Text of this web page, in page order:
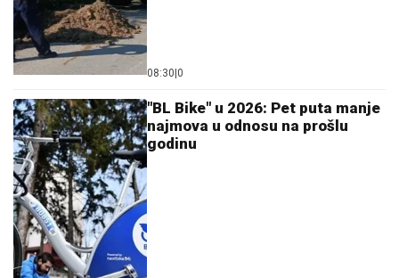
08:30 0
"BL Bike" u 2026: Pet puta manje
najmova u odnosu na prošlu
godinu